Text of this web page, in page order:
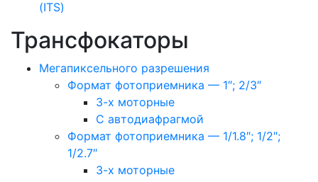
(ITS)
Трансфокаторы
Мегапиксельного разрешения
Формат фотоприемника — 1″; 2/3″
3-х моторные
С автодиафрагмой
Формат фотоприемника — 1/1.8″; 1/2″;
1/2.7″
3-х моторные